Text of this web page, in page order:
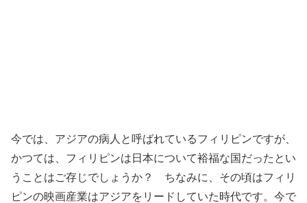
今では、アジアの病人と呼ばれているフィリピンですが、
かつては、フィリピンは日本について裕福な国だったとい
うことはご存じでしょうか？ ちなみに、その頃はフィリ
ピンの映画産業はアジアをリードしていた時代です。今で